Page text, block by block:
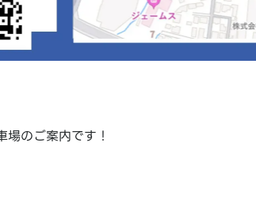
のご案内です！